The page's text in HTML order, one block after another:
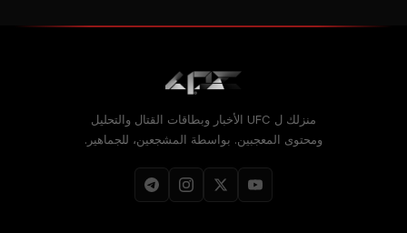
منزلك ل UFC الأخبار وبطاقات القتال والتحليل
ومحتوى المعجبين. بواسطة المشجعين، للجماهير.